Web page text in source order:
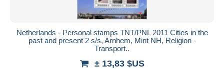
Netherlands - Personal stamps TNT/PNL 2011 Cities in the
past and present 2 s/s, Arnhem, Mint NH, Religion -
Transport..
± 13,83 $US